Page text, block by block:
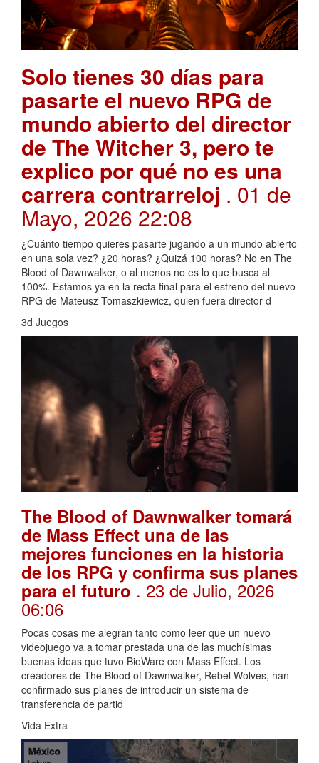
Solo tienes 30 días para
pasarte el nuevo RPG de
mundo abierto del director
de The Witcher 3, pero te
explico por qué no es una
carrera contrarreloj . 01 de
Mayo, 2026 22:08
¿Cuánto tiempo quieres pasarte jugando a un mundo abierto
en una sola vez? ¿20 horas? ¿Quizá 100 horas? No en The
Blood of Dawnwalker, o al menos no es lo que busca al
100%. Estamos ya en la recta final para el estreno del nuevo
RPG de Mateusz Tomaszkiewicz, quien fuera director d
3d Juegos
The Blood of Dawnwalker tomará
de Mass Effect una de las
mejores funciones en la historia
de los RPG y confirma sus planes
para el futuro . 23 de Julio, 2026
06:06
Pocas cosas me alegran tanto como leer que un nuevo
videojuego va a tomar prestada una de las muchísimas
buenas ideas que tuvo BioWare con Mass Effect. Los
creadores de The Blood of Dawnwalker, Rebel Wolves, han
confirmado sus planes de introducir un sistema de
transferencia de partid
Vida Extra